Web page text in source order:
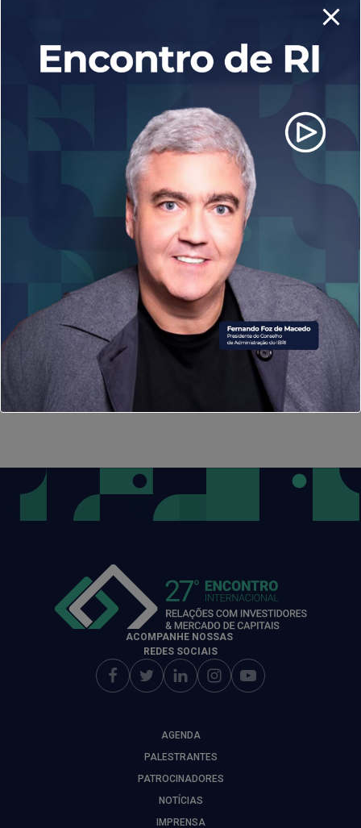
Profissional com mais de 20 anos de experiência no
. Entregou excelência em serviços de
TI na B3 e HP, onde liderou equipes de alta performance em
projetos transformacionais no mercado de capitais como
Superintendente de Tecnologia na B3. Empreendeu e ajudou
a criar a primeira e mais bem sucedida plataforma de
integração de sistemas (
iPaaS) no Brasil, a Digibee.
SalesForce
, atuou na definição da estratégia de
tecnologia das principais contas na América Latina.
Atualmente, trabalha como ManagerofSolution Consulting
para América Latina naWorkiva, apoiando clientes em sua
jornada de relatórios financeiros, sustentabilidade, auditoria
ACOMPANHE NOSSAS
REDES SOCIAIS
AGENDA
PALESTRANTES
PATROCINADORES
NOTÍCIAS
IMPRENSA